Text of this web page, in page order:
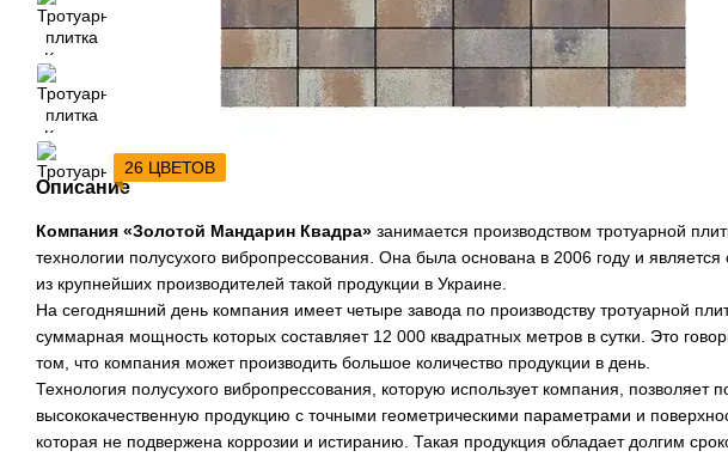
26 ЦВЕТОВ
Описание
Компания «Золотой Мандарин Квадра» занимается производством тротуарной
технологии полусухого вибропрессования. Она была основана в 2006 году и является
из крупнейших производителей такой продукции в Украине.
На сегодняшний день компания имеет четыре завода по производству тротуарной
суммарная мощность которых составляет 12 000 квадратных метров в сутки. Это
том, что компания может производить большое количество продукции в день.
Технология полусухого вибропрессования, которую использует компания, позволяет
высококачественную продукцию с точными геометрическими параметрами и
которая не подвержена коррозии и истиранию. Такая продукция обладает долгим